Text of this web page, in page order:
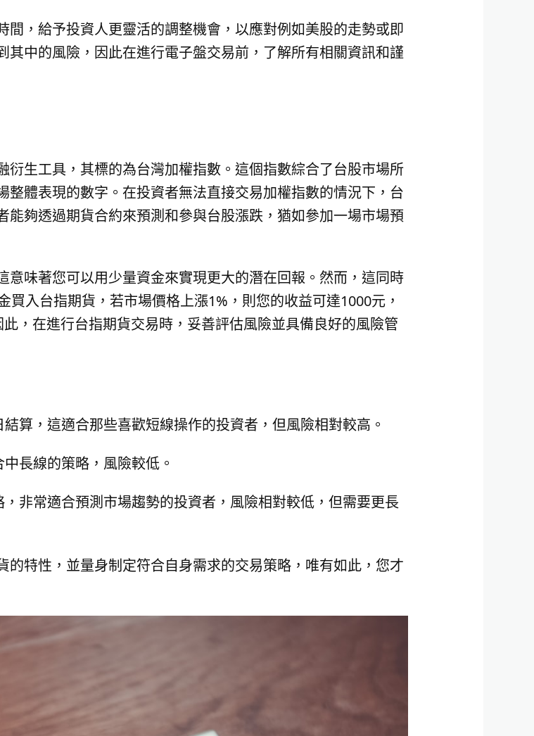
，給予投資人更靈活的調整機會，以應對例如美股的走勢或即
中的風險，因此在進行電子盤交易前，了解所有相關資訊和謹
衍生工具，其標的為台灣加權指數。這個指數綜合了台股市場所
體表現的數字。在投資者無法直接交易加權指數的情況下，台
夠透過期貨合約來預測和參與台股漲跌，猶如參加一場市場預
味著您可以用少量資金來實現更大的潛在回報。然而，這同時
入台指期貨，若市場價格上漲1%，則您的收益可達1000元，
，在進行台指期貨交易時，妥善評估風險並具備良好的風險管
算，這適合那些喜歡短線操作的投資者，但風險相對較高。
長線的策略，風險較低。
非常適合預測市場趨勢的投資者，風險相對較低，但需要更長
特性，並量身制定符合自身需求的交易策略，唯有如此，您才